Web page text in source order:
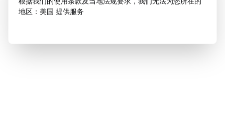
地区：美国 提供服务